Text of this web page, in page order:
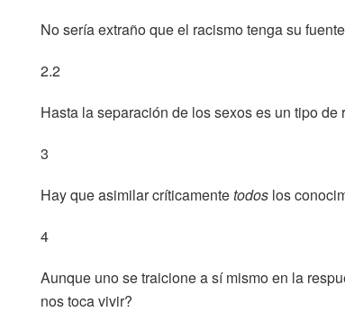
No sería extraño que el racismo tenga su
2.2
Hasta la separación de los sexos es un tipo de
3
Hay que asimilar críticamentetodos los
4
Aunque uno se traicione a sí mismo en la
nos toca vivir?